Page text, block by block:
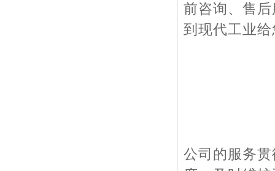
前咨询、售
到现代工业
公司的服务